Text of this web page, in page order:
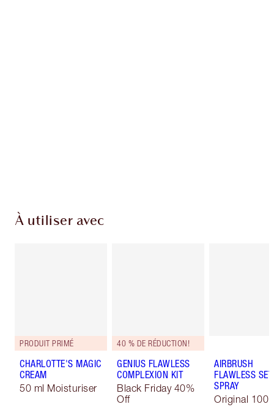
À utiliser avec
PRODUIT PRIMÉ
CHARLOTTE'S MAGIC
CREAM
50 ml Moisturiser
40 % DE RÉDUCTION!
GENIUS FLAWLESS
COMPLEXION KIT
Black Friday 40%
Off
AIRBRUSH
FLAWLESS
SPRAY
Original 100